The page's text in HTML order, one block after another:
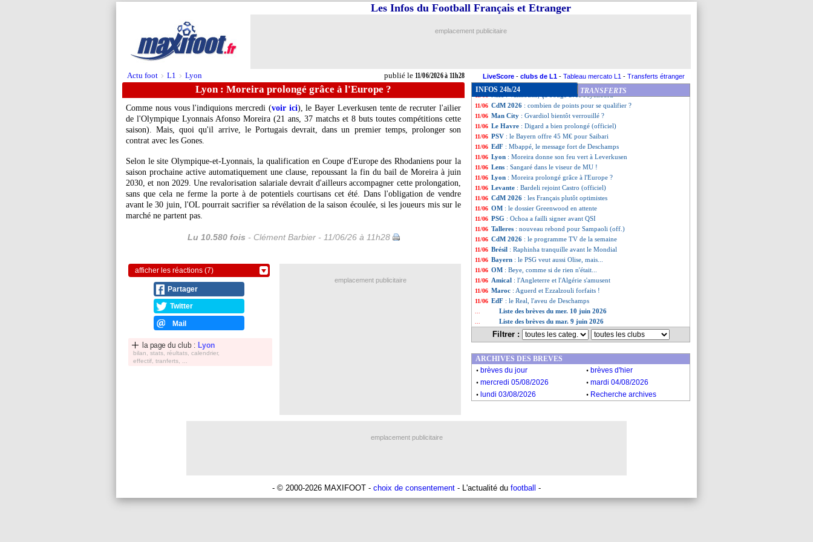
Actu foot > L1 > Lyon publié le 11/06/2026 à 11h28
Les Infos du Football Français et Etranger
emplacement publicitaire
LiveScore - clubs de L1 - Tableau mercato L1 - Transferts étranger
Lyon : Moreira prolongé grâce à l'Europe ?
Comme nous vous l'indiquions mercredi (voir ici), le Bayer Leverkusen tente de recruter l'ailier
de l'Olympique Lyonnais Afonso Moreira (21 ans, 37 matchs et 8 buts toutes compétitions cette
saison). Mais, quoi qu'il arrive, le Portugais devrait, dans un premier temps, prolonger son
contrat avec les Gones.
Selon le site Olympique-et-Lyonnais, la qualification en Coupe d'Europe des Rhodaniens pour la
saison prochaine active automatiquement une clause, repoussant la fin du bail de Moreira à juin
2030, et non 2029. Une revalorisation salariale devrait d'ailleurs accompagner cette prolongation,
sans que cela ne ferme la porte à de potentiels courtisans cet été. Dans l'obligation de vendre
avant le 30 juin, l'OL pourrait sacrifier sa révélation de la saison écoulée, si les joueurs mis sur le
marché ne partent pas.
Lu 10.580 fois - Clément Barbier - 11/06/26 à 11h28
afficher les réactions (7)
Partager
Twitter
Mail
la page du club : Lyon
bilan, stats, réultats, calendrier,
effectif, tranferts, ...
INFOS 24h/24 TRANSFERTS
11/06 Le Havre: Roussier calme le jeu pour Demba Ba
11/06 Côme: Butez a prolongé (officiel)
11/06 Newcastle
11/06 EdF: Zidane, la prédiction de Desailly
11/06 Real: Mourinho insiste pour Bernardo Silva
: Vanhoutte, ça bouge avec Feyenoord
11/06 CdM 2026 : combien de points pour se qualifier ?
11/06 Man City : Gvardiol bientôt verrouillé ?
11/06 Le Havre : Digard a bien prolongé (officiel)
11/06 PSV : le Bayern offre 45 M€ pour Saibari
11/06 EdF : Mbappé, le message fort de Deschamps
11/06 Lyon : Moreira donne son feu vert à Leverkusen
11/06 Lens : Sangaré dans le viseur de MU !
11/06 Lyon : Moreira prolongé grâce à l'Europe ?
11/06 Levante : Bardeli rejoint Castro (officiel)
11/06 CdM 2026 : les Français plutôt optimistes
11/06 OM : le dossier Greenwood en attente
11/06 PSG : Ochoa a failli signer avant QSI
11/06 Talleres : nouveau rebond pour Sampaoli (off.)
11/06 CdM 2026 : le programme TV de la semaine
11/06 Brésil : Raphinha tranquille avant le Mondial
11/06 Bayern : le PSG veut aussi Olise, mais...
11/06 OM : Beye, comme si de rien n'était...
11/06 Amical : l'Angleterre et l'Algérie s'amusent
11/06 Maroc : Aguerd et Ezzalzouli forfaits !
11/06 EdF : le Real, l'aveu de Deschamps
Liste des brèves du mer. 10 juin 2026
Liste des brèves du mar. 9 juin 2026
Filtrer :
emplacement publicitaire
ARCHIVES DES BREVES
. brèves du jour . brèves d'hier
. mercredi 05/08/2026 . mardi 04/08/2026
. lundi 03/08/2026 . Recherche archives
emplacement publicitaire
- © 2000-2026 MAXIFOOT - choix de consentement - L'actualité du football -